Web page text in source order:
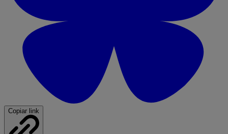
Copiar link